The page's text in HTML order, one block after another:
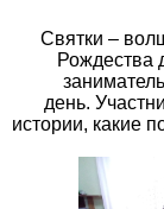
Святки –
Рождества
день.
истории, какие